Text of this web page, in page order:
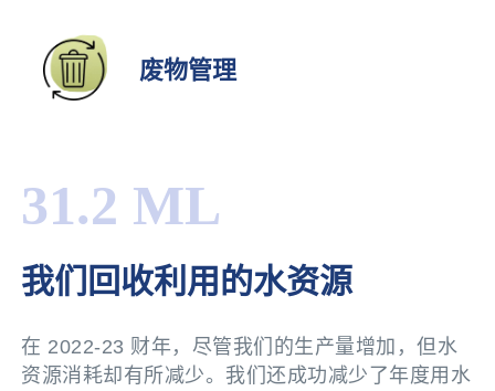
废物管理
31.2 ML
我们回收利用的水资源
在 2022-23 财年，尽管我们的生产量增加，但水
资源消耗却有所减少。我们还成功减少了年度用水